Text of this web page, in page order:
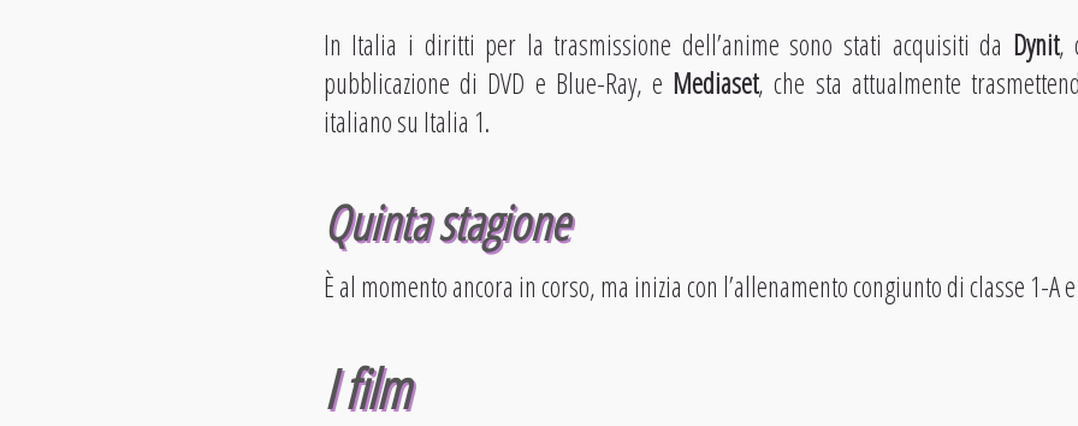
In Italia i diritti per la trasmissione dell’anime sono stati acquisiti da Dynit,
pubblicazione di DVD e Blue-Ray, e Mediaset, che sta attualmente
italiano su Italia 1.
Quinta stagione
È al momento ancora in corso, ma inizia con l’allenamento congiunto di classe 1-A
I film